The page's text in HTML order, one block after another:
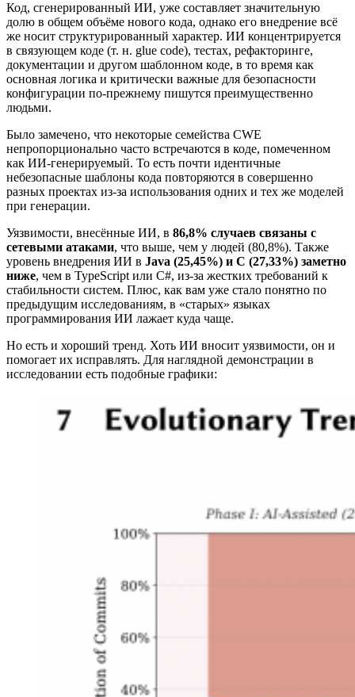
Код, сгенерированный ИИ, уже составляет значительную
долю в общем объёме нового кода, однако его внедрение всё
же носит структурированный характер. ИИ концентрируется
в связующем коде (т. н. glue code), тестах, рефакторинге,
документации и другом шаблонном коде, в то время как
основная логика и критически важные для безопасности
конфигурации по-прежнему пишутся преимущественно
людьми.
Было замечено, что некоторые семейства CWE
непропорционально часто встречаются в коде, помеченном
как ИИ-генерируемый. То есть почти идентичные
небезопасные шаблоны кода повторяются в совершенно
разных проектах из-за использования одних и тех же моделей
при генерации.
Уязвимости, внесённые ИИ, в 86,8% случаев связаны с
сетевыми атаками, что выше, чем у людей (80,8%). Также
уровень внедрения ИИ в Java (25,45%) и C (27,33%) заметно
ниже, чем в TypeScript или C#, из-за жестких требований к
стабильности систем. Плюс, как вам уже стало понятно по
предыдущим исследованиям, в «старых» языках
программирования ИИ лажает куда чаще.
Но есть и хороший тренд. Хоть ИИ вносит уязвимости, он и
помогает их исправлять. Для наглядной демонстрации в
исследовании есть подобные графики: